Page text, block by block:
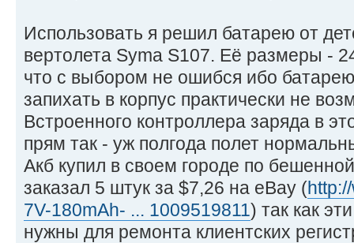
Использовать я решил батарею от
вертолета Syma S107. Её размеры -
что с выбором не ошибся ибо
запихать в корпус практически не
Встроенного контроллера заряда в
прям так - уж полгода полет
Акб купил в своем городе по
заказал 5 штук за $7,26 на eBay (
7V-180mAh- ... 1009519811) так как
нужны для ремонта клиентских